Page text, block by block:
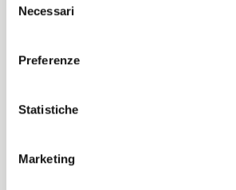
delNecessari
Preferenze
Statistiche
Marketing